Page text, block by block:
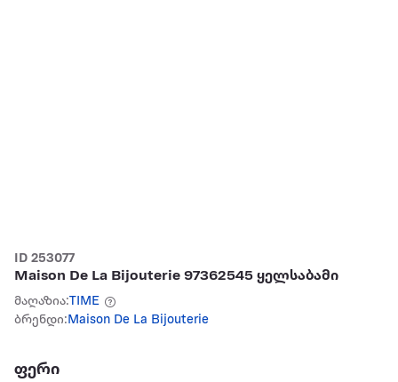
ID 253077
Maison De La Bijouterie 97362545 ყელსაბამი
მაღაზია:TIME
ბრენდი:Maison De La Bijouterie
ფერი